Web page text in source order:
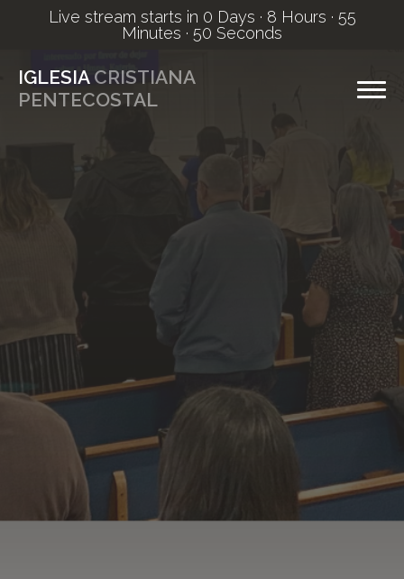
Live stream starts in 0 Days · 8 Hours · 55
Minutes · 49 Seconds
IGLESIACRISTIANA
PENTECOSTAL